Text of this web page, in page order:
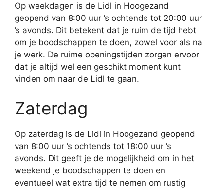
Op weekdagen is de Lidl in Hoogezand
geopend van 8:00 uur ’s ochtends tot 20:00 uur
’s avonds. Dit betekent dat je ruim de tijd hebt
om je boodschappen te doen, zowel voor als na
je werk. De ruime openingstijden zorgen ervoor
dat je altijd wel een geschikt moment kunt
vinden om naar de Lidl te gaan.
Zaterdag
Op zaterdag is de Lidl in Hoogezand geopend
van 8:00 uur ’s ochtends tot 18:00 uur ’s
avonds. Dit geeft je de mogelijkheid om in het
weekend je boodschappen te doen en
eventueel wat extra tijd te nemen om rustig